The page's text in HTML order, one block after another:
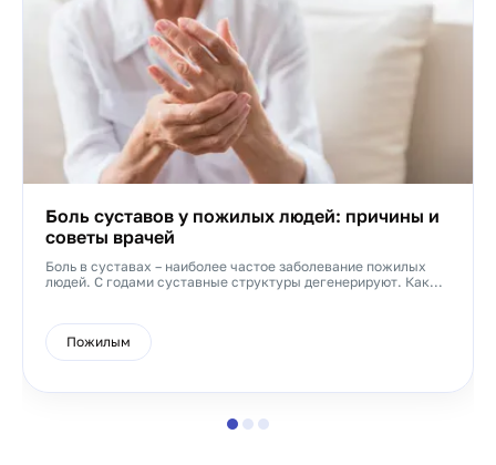
Боль суставов у пожилых людей: причины и
советы врачей
Боль в суставах – наиболее частое заболевание пожилых
людей. С годами суставные структуры дегенерируют. Как...
Пожилым